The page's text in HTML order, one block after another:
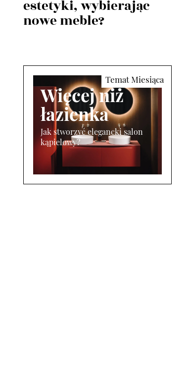
estetyki, wybierając
nowe meble?
Więcej niż
łazienka
Jak stworzyć elegancki salon
kąpielowy?